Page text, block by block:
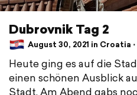
Dubrovnik Tag 2
August 30, 2021 in Croatia
Heute ging es auf die
einen schönen Ausblick
Stadt. Am Abend gabs